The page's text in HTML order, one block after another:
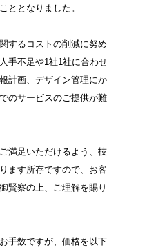
ととなりました。
するコストの削減に努め
手不足や1社1社に合わせ
計画、デザイン管理にか
のサービスのご提供が難
満足いただけるよう、技
ます所存ですので、お客
賢察の上、ご理解を賜り
手数ですが、価格を以下